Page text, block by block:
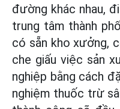
đường khác nhau,
trung tâm thành
có sẵn kho xưởng,
che giấu việc sản
nghiệp bằng cách
nghiệm thuốc trừ